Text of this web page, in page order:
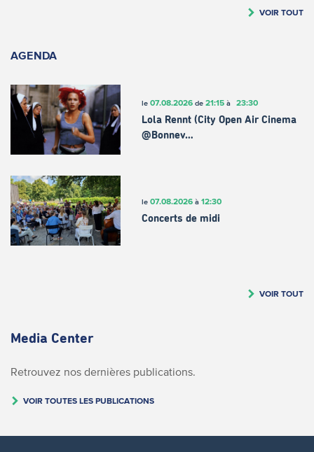
VOIR TOUT
AGENDA
le 07.08.2026de 21:15à 23:30
Lola Rennt (City Open Air Cinema
@Bonnev…
le 07.08.2026à 12:30
Concerts de midi
VOIR TOUT
Media Center
Retrouvez nos dernières publications.
VOIR TOUTES LES PUBLICATIONS